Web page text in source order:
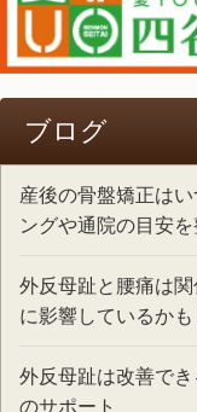
ブログ
産後の骨盤矯正は
ングや通院の目安
外反母趾と腰痛は
に影響しているか
外反母趾は改善で
のサポート